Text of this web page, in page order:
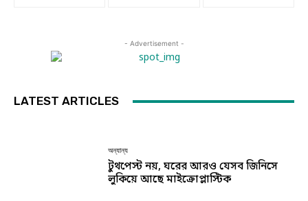
- Advertisement -
LATEST ARTICLES
অন্যান্য
টুথপেস্ট নয়, ঘরের আরও যেসব জিনিসে
লুকিয়ে আছে মাইক্রোপ্লাস্টিক